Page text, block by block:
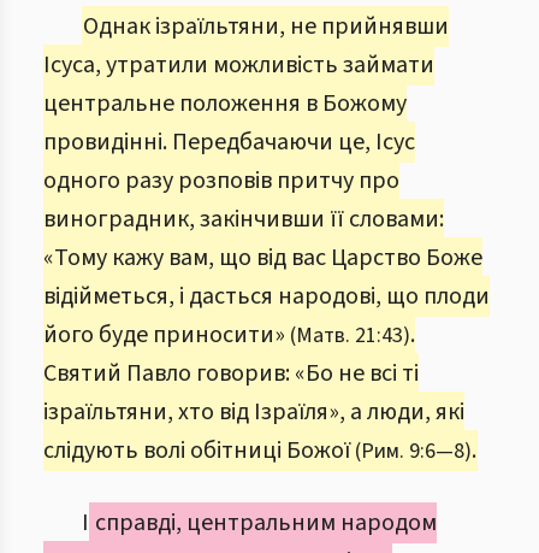
Однак ізраїльтяни, не прийнявши
Ісуса, утратили можливість займати
центральне положення в Божому
провидінні. Передбачаючи це, Ісус
одного разу розповів притчу про
виноградник, закінчивши її словами:
«Тому кажу вам, що від вас Царство Боже
відійметься, і дасться народові, що плоди
його буде приносити» (Матв. 21:43).
Святий Павло говорив: «Бо не всі ті
ізраїльтяни, хто від Ізраїля», а люди, які
слідують волі обітниці Божої(Рим. 9:6—8).
І справді, центральним народом